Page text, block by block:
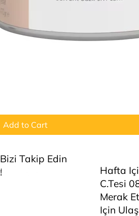
Add to Cart
Bizi Takip Edin
!
Hafta
C.tesi
Merak
Için